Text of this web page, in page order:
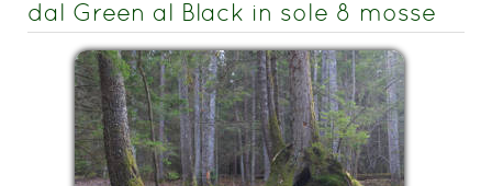
dal Green al Black in sole 8 mosse